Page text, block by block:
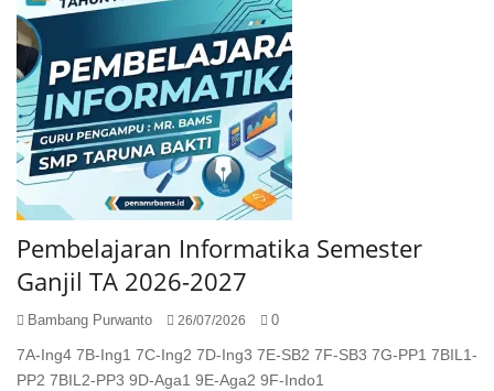
Pembelajaran Informatika Semester
Ganjil TA 2026-2027
Bambang Purwanto 26/07/2026 0
7A-Ing4 7B-Ing1 7C-Ing2 7D-Ing3 7E-SB2 7F-SB3 7G-PP1 7BIL1-
PP2 7BIL2-PP3 9D-Aga1 9E-Aga2 9F-Indo1